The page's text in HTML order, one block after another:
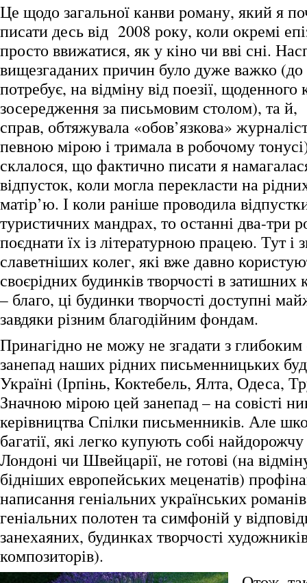
Це щодо загальної канви роману, який я
писати десь від 2008 року, коли окремі
просто ввижатися, як у кіно чи вві сні.
вищезгаданих причин було дуже важко (до
потребує, на відміну від поезії, щоденного
зосередження за письмовим столом), та
справ, обтяжувала «обов’язкова»
певною мірою і тримала в робочому
склалося, що фактично писати я
відпусток, коли могла перекласти на
матір’ю. І коли раніше проводила
туристичних мандрах, то останні два-три
поєднати їх із літературною працею. Тут і
славетніших колег, які вже давно
своєрідних будинків творчості в
– благо, ці будинки творчості доступні
завдяки різним благодійним фондам.
Принагідно не можу не згадати з
занепад наших рідних письменницьких
Україні (Ірпінь, Коктебель, Ялта, Одеса,
Значною мірою цей занепад – на совісті
керівництва Спілки письменників. Але
багатії, які легко купують собі
Лондоні чи Швейцарії, не готові (на
бідніших европейських меценатів)
написання геніальних українських
геніальних полотен та симфоній у
занехаяних, будинках творчості
композиторів).